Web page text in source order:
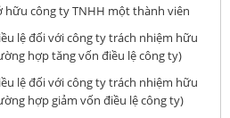
hữu công ty TNHH một thành viên
lệ đối với công ty trách nhiệm hữu
hợp tăng vốn điều lệ công ty)
lệ đối với công ty trách nhiệm hữu
hợp giảm vốn điều lệ công ty)